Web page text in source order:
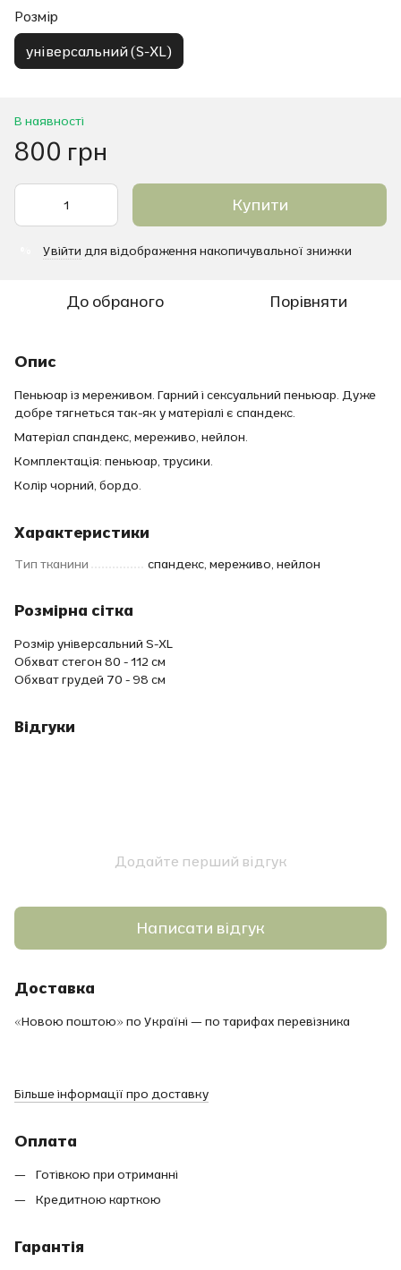
Розмір
універсальний (S-XL)
В наявності
800 грн
Купити
Увійти для відображення накопичувальної знижки
До обраного Порівняти
Опис
Пеньюар із мереживом. Гарний і сексуальний пеньюар. Дуже
добре тягнеться так-як у матеріалі є спандекс.
Матеріал спандекс, мереживо, нейлон.
Комплектація: пеньюар, трусики.
Колір чорний, бордо.
Характеристики
Тип тканини спандекс, мереживо, нейлон
Розмірна сітка
Розмір універсальний S-XL
Обхват стегон 80 - 112 см
Обхват грудей 70 - 98 см
Відгуки
Додайте перший відгук
Написати відгук
Доставка
«Новою поштою» по Україні — по тарифах перевізника
Більше інформації про доставку
Оплата
Готівкою при отриманні
Кредитною карткою
Гарантія